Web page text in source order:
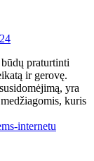
ir gerovę.
yra
kuris
internetu